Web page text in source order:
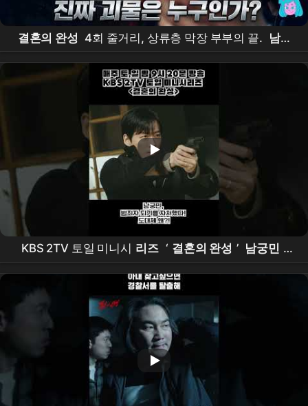
결혼의 완성 4회 줄거리, 상류층 막장 부부의 끝. 남궁
민 의 광기 폭발! 진짜 괴물은 누구인가?
KBS 2TV 토일 미니시 리즈 ‘ 결혼의 완성 ’ 남궁민 ,
“30억 제가 가져가야겠습니다” 이번엔 총을 든 강도로
돌변했다?! 장인-장모 향해 일촉즉발 충격적 총구 대치!